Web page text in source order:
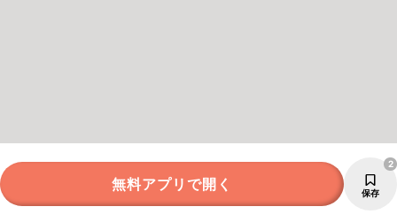
無料アプリで開く 保存
2